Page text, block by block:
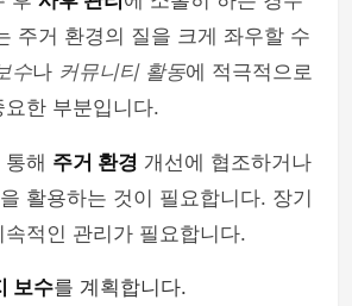
주거 환경의 질을 크게 좌우할 수
수나 커뮤니티 활동에 적극적으로
한 부분입니다.
해 주거 환경 개선에 협조하거나
활용하는 것이 필요합니다. 장기
적인 관리가 필요합니다.
보수를 계획합니다.